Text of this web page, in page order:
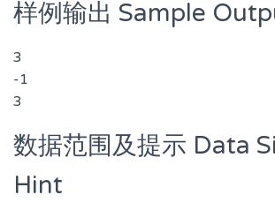
样例输出 Sample
3
-1
3
数据范围及提示 Data
Hint